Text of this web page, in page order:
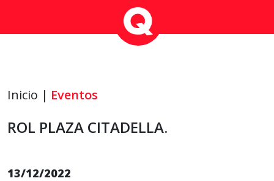
Inicio | Eventos
ROL PLAZA CITADELLA.
13/12/2022